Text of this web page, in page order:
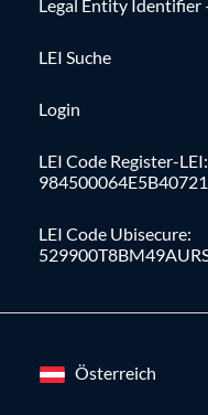
Legal Entity Identifier
LEI Suche
Login
LEI Code Register-LEI:
LEI Code Ubisecure:
Österreich